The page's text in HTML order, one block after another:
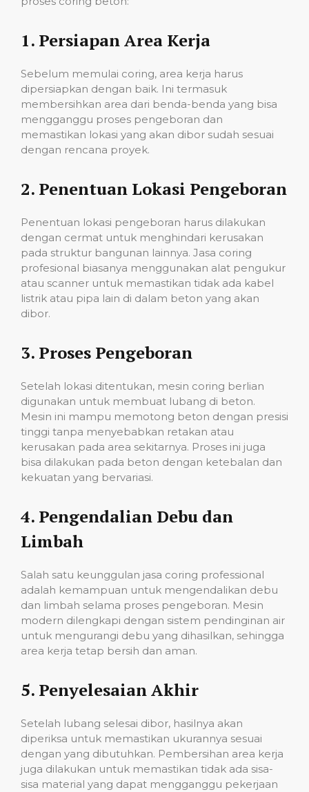
1. Persiapan Area Kerja
Sebelum memulai coring, area kerja harus
dipersiapkan dengan baik. Ini termasuk
membersihkan area dari benda-benda yang bisa
mengganggu proses pengeboran dan
memastikan lokasi yang akan dibor sudah sesuai
dengan rencana proyek.
2. Penentuan Lokasi Pengeboran
Penentuan lokasi pengeboran harus dilakukan
dengan cermat untuk menghindari kerusakan
pada struktur bangunan lainnya. Jasa coring
profesional biasanya menggunakan alat pengukur
atau scanner untuk memastikan tidak ada kabel
listrik atau pipa lain di dalam beton yang akan
dibor.
3. Proses Pengeboran
Setelah lokasi ditentukan, mesin coring berlian
digunakan untuk membuat lubang di beton.
Mesin ini mampu memotong beton dengan presisi
tinggi tanpa menyebabkan retakan atau
kerusakan pada area sekitarnya. Proses ini juga
bisa dilakukan pada beton dengan ketebalan dan
kekuatan yang bervariasi.
4. Pengendalian Debu dan
Limbah
Salah satu keunggulan jasa coring professional
adalah kemampuan untuk mengendalikan debu
dan limbah selama proses pengeboran. Mesin
modern dilengkapi dengan sistem pendinginan air
untuk mengurangi debu yang dihasilkan, sehingga
area kerja tetap bersih dan aman.
5. Penyelesaian Akhir
Setelah lubang selesai dibor, hasilnya akan
diperiksa untuk memastikan ukurannya sesuai
dengan yang dibutuhkan. Pembersihan area kerja
juga dilakukan untuk memastikan tidak ada sisa-
sisa material yang dapat mengganggu pekerjaan